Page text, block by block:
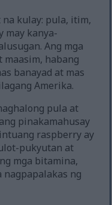
na kulay: pula, itim,
may kanya-
Ang mga
habang
banayad at mas
Amerika.
pula at
pinakamahusay
raspberry ay
pukyutan at
mga bitamina,
ng